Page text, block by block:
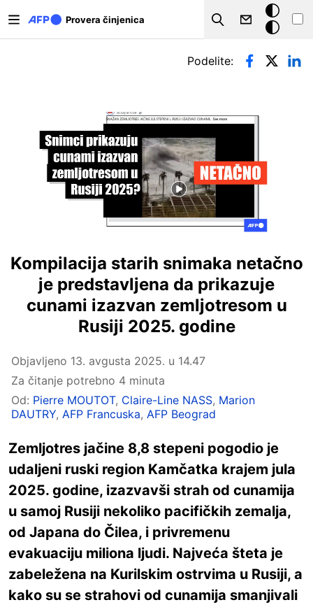
Provera činjenica
Search
Tamna
pozadina
Примарни табови
Podelite:
Kompilacija starih snimaka netačno
je predstavljena da prikazuje
cunami izazvan zemljotresom u
Rusiji 2025. godine
Objavljeno 13. avgusta 2025. u 14.47
Za čitanje potrebno 4 minuta
Od: Pierre MOUTOT, Claire-Line NASS, Marion
DAUTRY, AFP Francuska, AFP Beograd
Zemljotres jačine 8,8 stepeni pogodio je
udaljeni ruski region Kamčatka krajem jula
2025. godine, izazvavši strah od cunamija
u samoj Rusiji nekoliko pacifičkih zemalja,
od Japana do Čilea, i privremenu
evakuaciju miliona ljudi. Najveća šteta je
zabeležena na Kurilskim ostrvima u Rusiji, a
kako su se strahovi od cunamija smanjivali